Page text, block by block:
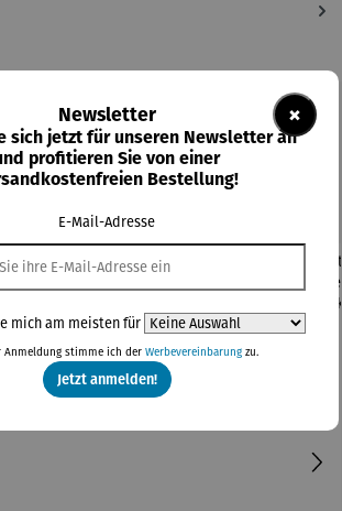
Kunden kauften auch
21% gespart 26% gespart
×
Newsletter
sich jetzt für unseren Newsletter an
profitieren Sie von einer
Bestellung!
E-Mail-Adresse
mich am meisten für
Anmeldung stimme ich der Werbevereinbarungzu.
Jetzt anmelden!